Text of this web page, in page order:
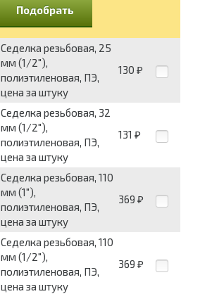
Подобрать
Седелка резьбовая, 25
мм (1/2"),
полиэтиленовая, ПЭ,
цена за штуку
130 ₽
Седелка резьбовая, 32
мм (1/2"),
полиэтиленовая, ПЭ,
цена за штуку
131 ₽
Седелка резьбовая, 110
мм (1"),
полиэтиленовая, ПЭ,
цена за штуку
369 ₽
Седелка резьбовая, 110
мм (1/2"),
полиэтиленовая, ПЭ,
цена за штуку
369 ₽